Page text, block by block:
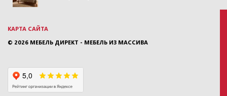
КАРТА САЙТА
© 2026 МЕБЕЛЬ ДИРЕКТ - МЕБЕЛЬ ИЗ МАССИВА